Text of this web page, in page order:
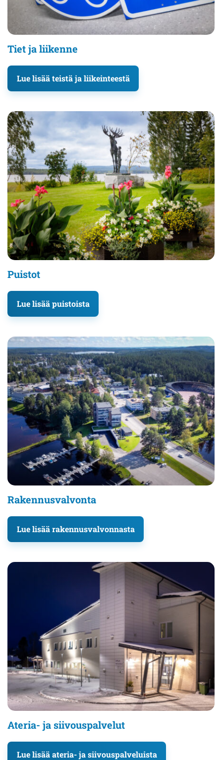
Tiet ja liikenne
Lue lisää teistä ja liikeinteestä
Puistot
Lue lisää puistoista
Rakennusvalvonta
Lue lisää rakennusvalvonnasta
Ateria- ja siivouspalvelut
Lue lisää ateria- ja siivouspalveluista